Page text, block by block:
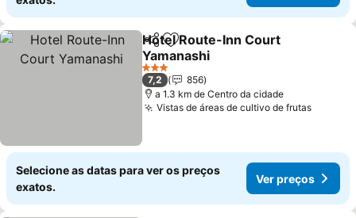
PartilharAdicionar aos favoritos
Hotel Route-Inn Court
Yamanashi
Ver preços
3 Estrelas
7,2
856
a 1.3 km de Centro da cidade
Vistas de áreas de cultivo de frutasVer
Selecione as datas para ver os preços
exatos.
Ver preços